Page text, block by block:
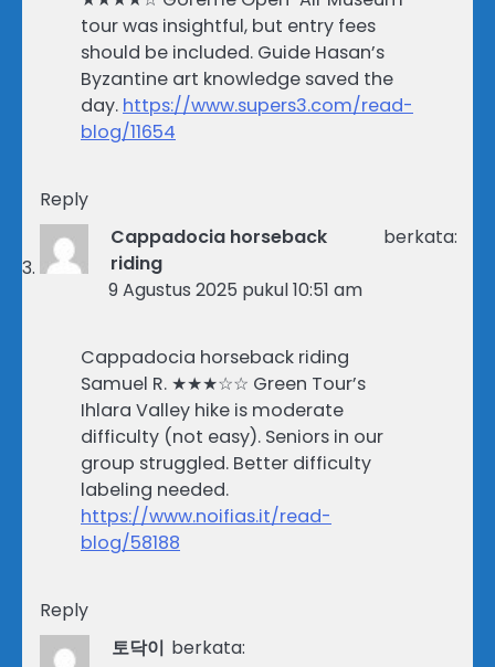
tour was insightful, but entry fees
should be included. Guide Hasan’s
Byzantine art knowledge saved the
day. https://www.supers3.com/read-
blog/11654
Reply
Cappadocia horseback
riding
berkata:
9 Agustus 2025 pukul 10:51 am
Cappadocia horseback riding
Samuel R. ★★★☆☆ Green Tour’s
Ihlara Valley hike is moderate
difficulty (not easy). Seniors in our
group struggled. Better difficulty
labeling needed.
https://www.noifias.it/read-
blog/58188
Reply
토닥이 berkata: